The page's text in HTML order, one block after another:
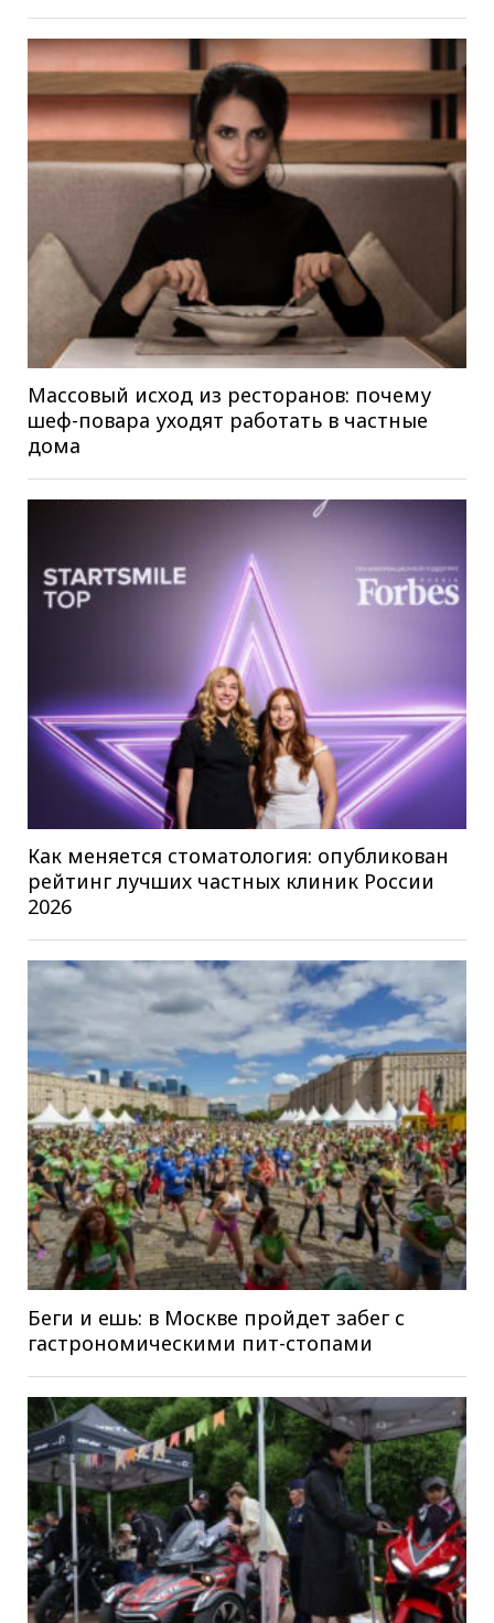
Массовый исход из ресторанов: почему
шеф-повара уходят работать в частные
дома
Как меняется стоматология: опубликован
рейтинг лучших частных клиник России
2026
Беги и ешь: в Москве пройдет забег с
гастрономическими пит-стопами